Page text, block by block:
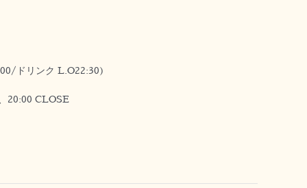
ドリンク L.O22:30)
20:00 CLOSE